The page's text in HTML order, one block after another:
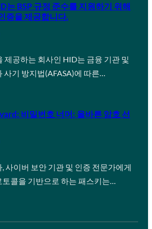
는 BSP 규정 준수를 지원하기 위해
증을 제공합니다.
제공하는 회사인 HID는 금융 기관 및
사기 방지법(AFASA)에 따른…
비밀번호 너머: 올바른 암호 선
사이버 보안 기관 및 인증 전문가에게
콜을 기반으로 하는 패스키는…